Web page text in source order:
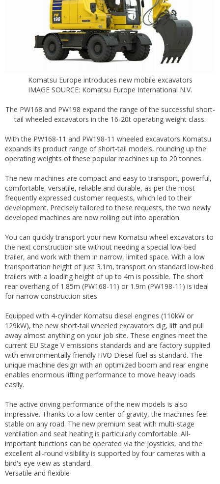
Komatsu Europe introduces new mobile excavators
IMAGE SOURCE: Komatsu Europe International N.V.​
The PW168 and PW198 expand the range of the successful short-
tail wheeled excavators in the 16-20t operating weight class.
With the PW168-11 and PW198-11 wheeled excavators Komatsu
expands its product range of short-tail models, rounding up the
operating weights of these popular machines up to 20 tonnes.
The new machines are compact and easy to transport, powerful,
comfortable, versatile, reliable and durable, as per the most
frequently expressed customer requests, which led to their
development. Precisely tailored to these requests, the two newly
developed machines are now rolling out into operation.
You can quickly transport your new Komatsu wheel excavators to
the next construction site without needing a special low-bed
trailer, and work with them in narrow, limited space. With a low
transportation height of just 3.1m, transport on standard low-bed
trailers with a loading height of up to 4m is possible. The short
rear overhang of 1.85m (PW168-11) or 1.9m (PW198-11) is ideal
for narrow construction sites.
Equipped with 4-cylinder Komatsu diesel engines (110kW or
129kW), the new short-tail wheeled excavators dig, lift and pull
away almost anything on your job site. These engines meet the
current EU Stage V emissions standards and are factory supplied
with environmentally friendly HVO Diesel fuel as standard. The
unique machine design with an optimized boom and rear engine
enables enormous lifting performance to move heavy loads
easily.
The active driving performance of the new models is also
impressive. Thanks to a low center of gravity, the machines feel
stable on any road. The new premium seat with multi-stage
ventilation and seat heating is particularly comfortable. All-
important functions can be operated via the joysticks, and the
excellent all-round visibility is supported by four cameras with a
bird's eye view as standard.
Versatile and flexible